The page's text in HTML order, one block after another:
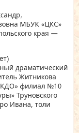
МБУК «ЦКС»
края —
драматический
Житникова
КДО» филиал №10
Труновского
Ивана, толи